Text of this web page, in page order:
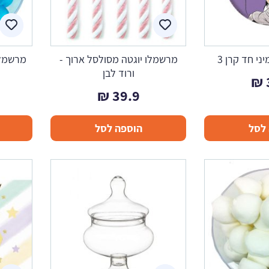
חד קרן 3
₪
לסל
מרשמלו יוגטה מסולסל ארוך -
ורוד לבן
39.9
₪
הוספה לסל